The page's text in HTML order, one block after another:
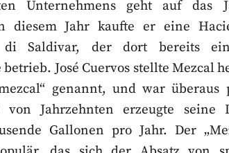
Unternehmens geht auf das
diesem Jahr kaufte er eine
di Saldivar, der dort bereits
José Cuervos stellte Mezcal
genannt, und war überaus
von Jahrzehnten erzeugte seine
Gallonen pro Jahr. Der